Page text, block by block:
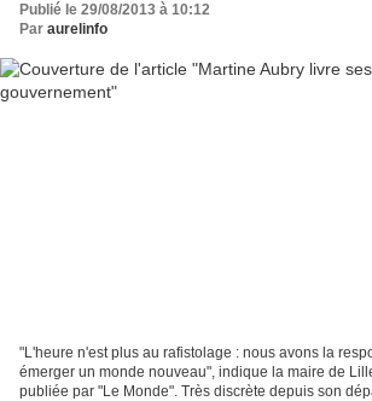
Publié le 29/08/2013 à 10:12
Par aurelinfo
"L'heure n'est plus au rafistolage : nous avons la
émerger un monde nouveau", indique la maire de
publiée par "Le Monde". Très discrète depuis son